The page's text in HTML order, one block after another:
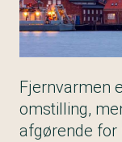
Fjernvarmen
omstilling,
afgørende for